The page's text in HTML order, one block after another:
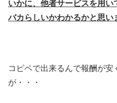
いかに、他者サービスを用い
バカらしいかわかるかと思い
コピペで出来るんで報酬が
が・・・